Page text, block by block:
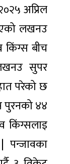
अप्रिल
लखनउ
किंग्स बीच
सुपर
परेको छ
पुरनको ४४
किंग्सलाइ
पन्जावका